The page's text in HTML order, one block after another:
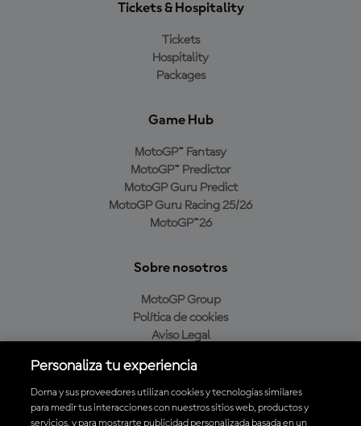
Tickets & Hospitality
Tickets
Hospitality
Packages
Game Hub
MotoGP™ Fantasy
MotoGP™ Predictor
MotoGP Guru Predict
MotoGP Guru Racing 25/26
MotoGP™26
Sobre nosotros
MotoGP Group
Política de cookies
Aviso Legal
Política de compra
Personaliza tu experiencia
Dorna y sus proveedores utilizan cookies y tecnologías similares
para medir tus interacciones con nuestros sitios web, productos y
servicios, y para mostrarte publicidad personalizada basada en un